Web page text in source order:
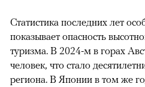
Статистика последних лет
показывает опасность
туризма. В 2024-м в горах
человек, что стало
региона. В Японии в том же